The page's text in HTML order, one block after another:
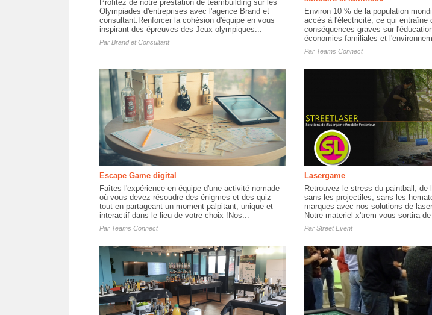
Profitez de notre prestation de teambuilding sur les
Olympiades d'entreprises avec l'agence Brand et
consultant.Renforcer la cohésion d'équipe en vous
inspirant des épreuves des Jeux olympiques...
Par Brand et Consultant
Environ 10 % de la population
accès à l'électricité, ce qui entraîne
conséquences graves sur
économies familiales et
Par Teams Connect
Escape Game digital
Faîtes l'expérience en équipe d'une activité nomade
où vous devez résoudre des énigmes et des quiz
tout en partageant un moment palpitant, unique et
interactif dans le lieu de votre choix !Nos...
Par Teams Connect
Lasergame
Retrouvez le stress du paintball, de
sans les projectiles, sans les
marques avec nos solutions de
Notre materiel x'trem vous sortira
Par Street Event